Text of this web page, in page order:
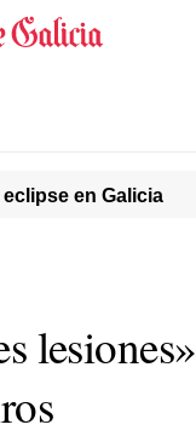
en Galicia
lesiones»